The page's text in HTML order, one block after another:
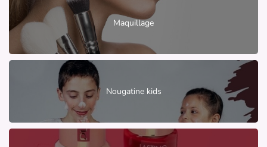
Maquillage
Nougatine kids